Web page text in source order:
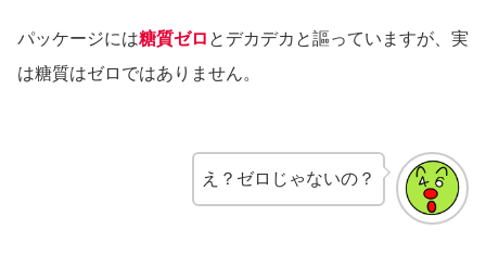
パッケージには糖質ゼロ とデカデカと謳っていますが、実
は糖質はゼロではありません。
え？ゼロじゃないの？